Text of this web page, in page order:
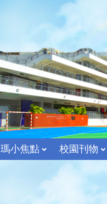
瑪小焦點 校園刊物